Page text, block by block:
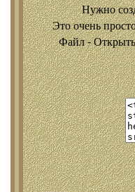
Нужно
Это очень
Файл -